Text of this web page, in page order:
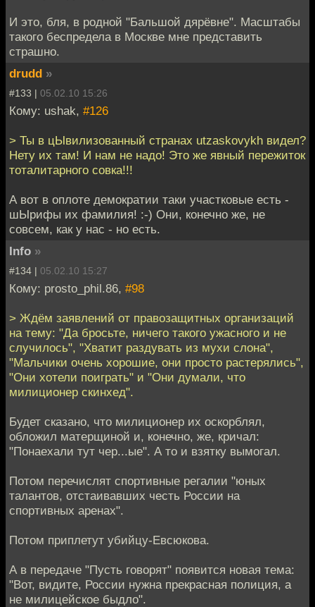
И это, бля, в родной "Бальшой дярёвне". Масштабы
такого беспредела в Москве мне представить
страшно.
drudd »
#133 | 05.02.10 15:26
Кому: ushak, #126
> Ты в цЫвилизованный странах utzaskovykh видел?
Нету их там! И нам не надо! Это же явный пережиток
тоталитарного совка!!!
А вот в оплоте демократии таки участковые есть -
шЫрифы их фамилия! :-) Они, конечно же, не
совсем, как у нас - но есть.
Info »
#134 | 05.02.10 15:27
Кому: prosto_phil.86, #98
> Ждём заявлений от правозащитных организаций
на тему: "Да бросьте, ничего такого ужасного и не
случилось", "Хватит раздувать из мухи слона",
"Мальчики очень хорошие, они просто растерялись",
"Они хотели поиграть" и "Они думали, что
милиционер скинхед".
Будет сказано, что милиционер их оскорблял,
обложил матерщиной и, конечно, же, кричал:
"Понаехали тут чер...ые". А то и взятку вымогал.
Потом перечислят спортивные регалии "юных
талантов, отстаивавших честь России на
спортивных аренах".
Потом приплетут убийцу-Евсюкова.
А в передаче "Пусть говорят" появится новая тема:
"Вот, видите, России нужна прекрасная полиция, а
не милицейское быдло".